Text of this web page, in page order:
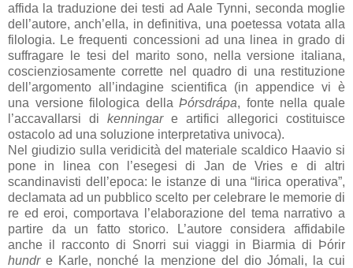
affida la traduzione dei testi ad Aale Tynni, seconda moglie
dell’autore, anch’ella, in definitiva, una poetessa votata alla
filologia. Le frequenti concessioni ad una linea in grado di
suffragare le tesi del marito sono, nella versione italiana,
coscienziosamente corrette nel quadro di una restituzione
dell’argomento all’indagine scientifica (in appendice vi è
una versione filologica dellaÞórsdrápa, fonte nella quale
l’accavallarsi di kenningare artifici allegorici costituisce
ostacolo ad una soluzione interpretativa univoca).
Nel giudizio sulla veridicità del materiale scaldico Haavio si
pone in linea con l’esegesi di Jan de Vries e di altri
scandinavisti dell’epoca: le istanze di una “lirica operativa”,
declamata ad un pubblico scelto per celebrare le memorie di
re ed eroi, comportava l’elaborazione del tema narrativo a
partire da un fatto storico. L’autore considera affidabile
anche il racconto di Snorri sui viaggi in Biarmia di Þórir
hundre Karle, nonché la menzione del dio Jómali, la cui